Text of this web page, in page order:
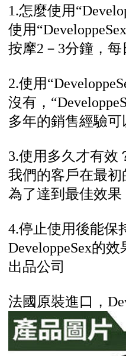
1.怎麼使用
使用
按摩2－3分鐘，
2.使用
沒有，
多年的銷售經驗可
3.使用多久才有效
我們的客戶在最初
為了達到最佳效果
4.停止使用後能保
DeveloppeSex的
出品公司
法國原裝進口，